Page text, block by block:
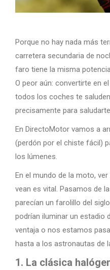
Porque no hay nada más
carretera secundaria de
faro tiene la misma
O peor aún: convertirte en
todos los coches te
precisamente para
En DirectoMotor vamos a
(perdón por el chiste fácil)
los lúmenes.
En el mundo de la moto,
vean es vital. Pasamos de
parecían un farolillo del
podrían iluminar un estadio
ventaja o nos estamos
hasta a los astronautas de
1. La clásica